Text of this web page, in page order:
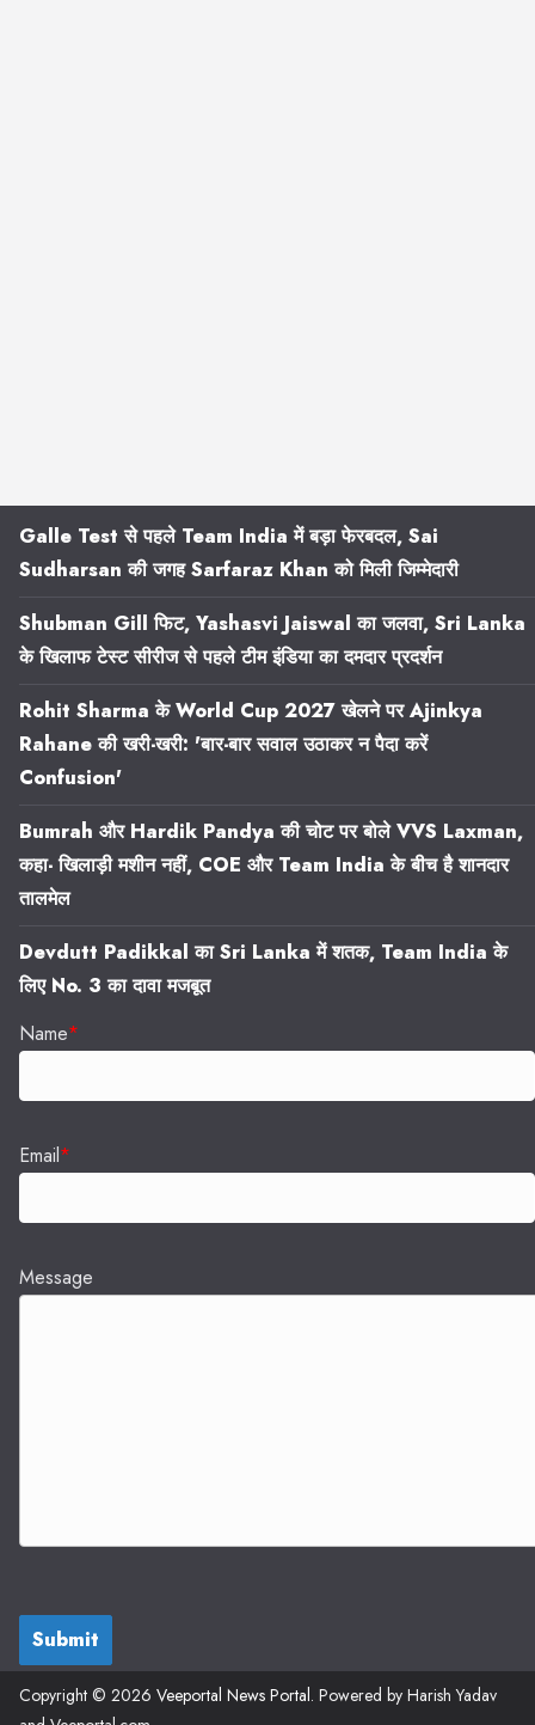
Galle Test से पहले Team India में बड़ा फेरबदल, Sai
Sudharsan की जगह Sarfaraz Khan को मिली जिम्मेदारी
Shubman Gill फिट, Yashasvi Jaiswal का जलवा, Sri Lanka
के खिलाफ टेस्ट सीरीज से पहले टीम इंडिया का दमदार प्रदर्शन
Rohit Sharma के World Cup 2027 खेलने पर Ajinkya
Rahane की खरी-खरी: 'बार-बार सवाल उठाकर न पैदा करें
Confusion'
Bumrah और Hardik Pandya की चोट पर बोले VVS Laxman,
कहा- खिलाड़ी मशीन नहीं, COE और Team India के बीच है शानदार
तालमेल
Devdutt Padikkal का Sri Lanka में शतक, Team India के
लिए No. 3 का दावा मजबूत
Name*
Email*
Message
Submit
Copyright © 2026 Veeportal News Portal. Powered by Harish Yadav